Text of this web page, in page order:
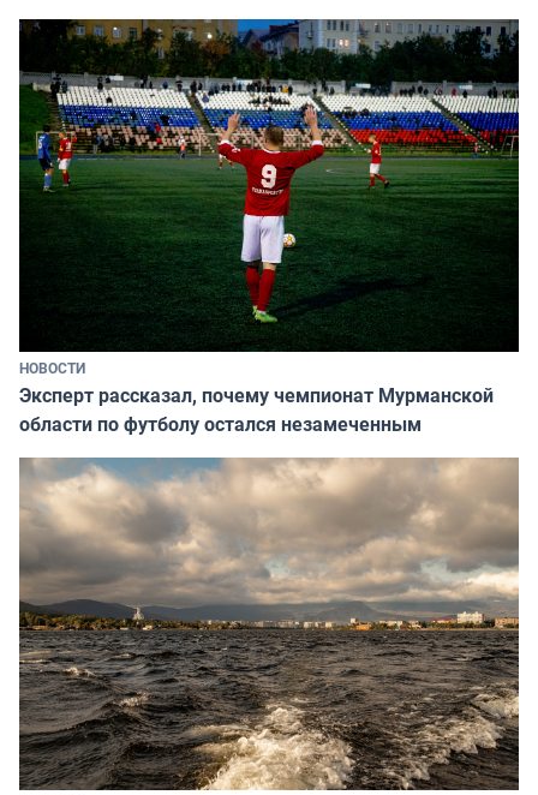
НОВОСТИ
Эксперт рассказал, почему чемпионат Мурманской
области по футболу остался незамеченным